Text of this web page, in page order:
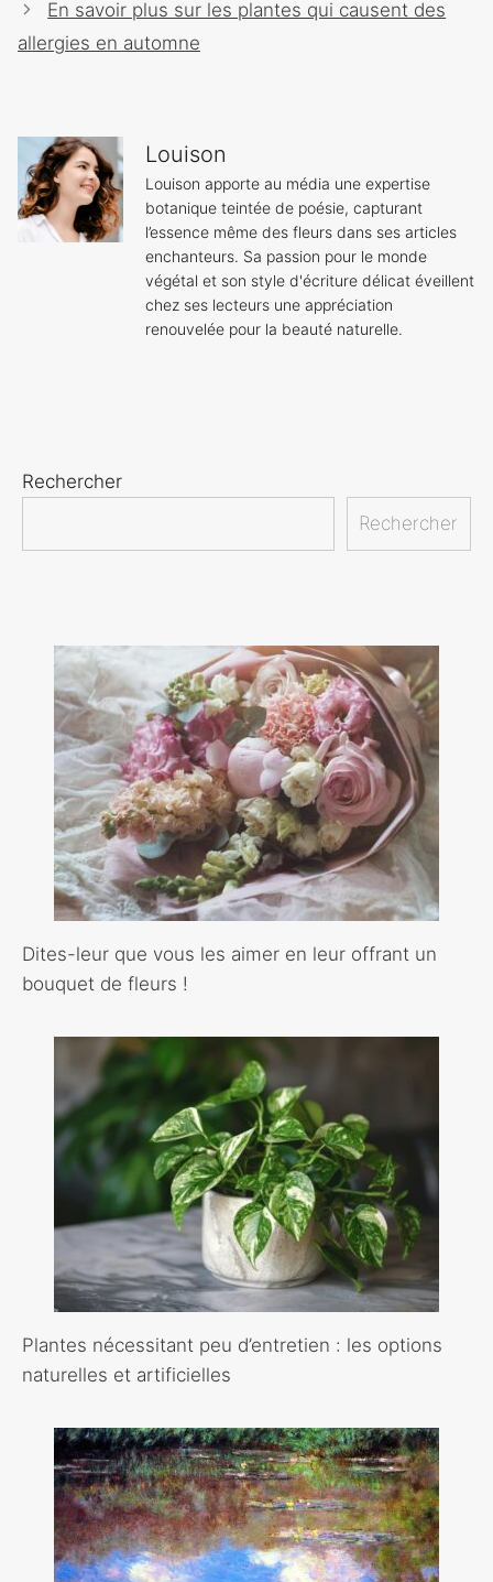
En savoir plus sur les plantes qui causent des
allergies en automne
Louison
Louison apporte au média une expertise
botanique teintée de poésie, capturant
l’essence même des fleurs dans ses articles
enchanteurs. Sa passion pour le monde
végétal et son style d'écriture délicat éveillent
chez ses lecteurs une appréciation
renouvelée pour la beauté naturelle.
Rechercher
Rechercher
Dites-leur que vous les aimer en leur offrant un
bouquet de fleurs !
Plantes nécessitant peu d’entretien : les options
naturelles et artificielles